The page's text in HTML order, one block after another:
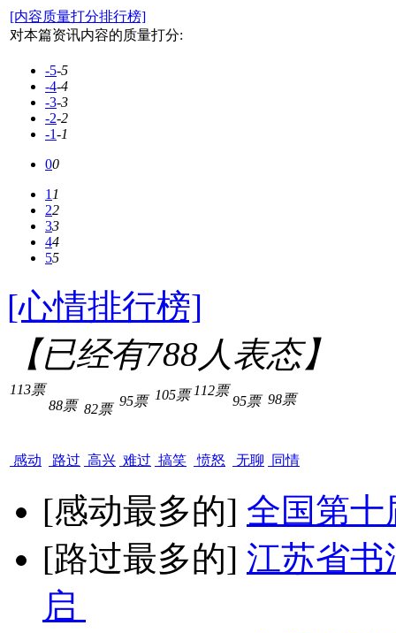
[内容质量打分排行榜]
对本篇资讯内容的质量打分:
-5-5
-4-4
-3-3
-2-2
-1-1
00
11
22
33
44
55
[心情排行榜]
【已经有788人表态】
113票
感动
88票
路过
82票
高兴
95票
难过
105票
搞笑
112票
愤怒
95票
无聊
98票
同情
[感动最多的] 全国第十
[路过最多的] 江苏省书
启